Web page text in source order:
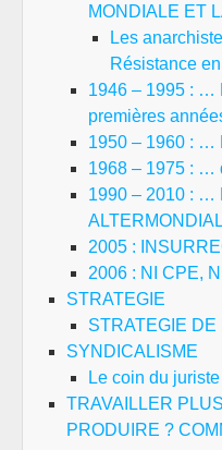
MONDIALE ET
Les
Résistance
1946 – 1995 : …
premières
1950 – 1960 : …
1968 – 1975 : …
1990 – 2010 : …
2005 :
2006 : NI CPE,
STRATEGIE
STRATEGIE
SYNDICALISME
Le coin du juriste
TRAVAILLER
PRODUIRE ?